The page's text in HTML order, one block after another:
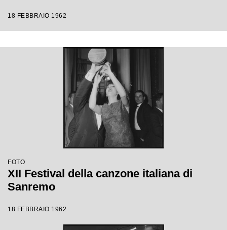
18 FEBBRAIO 1962
FOTO
XII Festival della canzone italiana di
Sanremo
18 FEBBRAIO 1962